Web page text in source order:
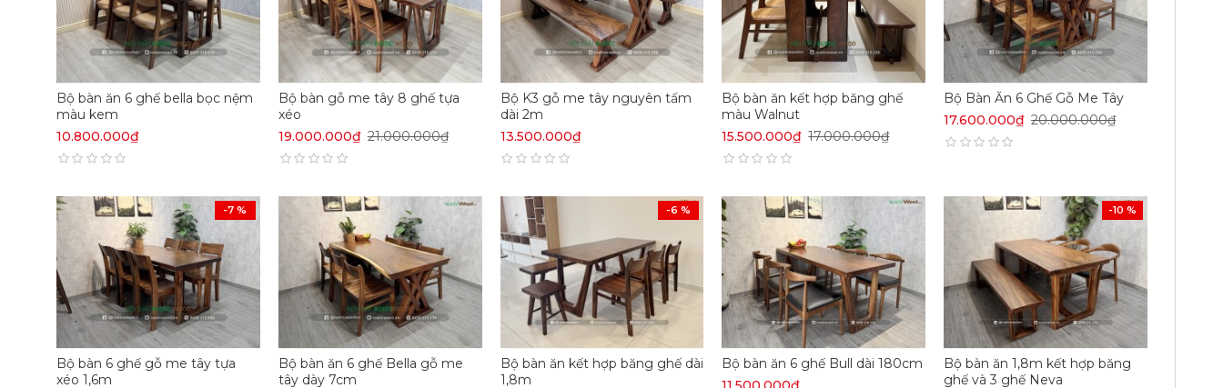
Bộ bàn ăn 6 ghế bella bọc nệm
màu kem
10.800.000₫
Bộ bàn gỗ me tây 8 ghế tựa
xéo
19.000.000₫ 21.000.000₫
Bộ K3 gỗ me tây nguyên tấm
dài 2m
13.500.000₫
Bộ bàn ăn kết hợp băng ghế
màu Walnut
15.500.000₫ 17.000.000₫
Bộ Bàn Ăn 6 Ghế Gỗ Me Tây
17.600.000₫ 20.000.000₫
-7 %
Bộ bàn 6 ghế gỗ me tây tựa
xéo 1,6m
Bộ bàn ăn 6 ghế Bella gỗ me
tây dày 7cm
-6 %
Bộ bàn ăn kết hợp băng ghế dài
1,8m
Bộ bàn ăn 6 ghế Bull dài 180cm
-10 %
Bộ bàn ăn 1,8m kết hợp băng
ghế và 3 ghế Neva